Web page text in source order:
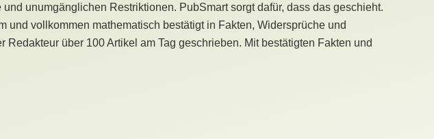
unumgänglichen Restriktionen. PubSmart sorgt dafür, dass das geschieht.
vollkommen mathematisch bestätigt in Fakten, Widersprüche und
über 100 Artikel am Tag geschrieben. Mit bestätigten Fakten und